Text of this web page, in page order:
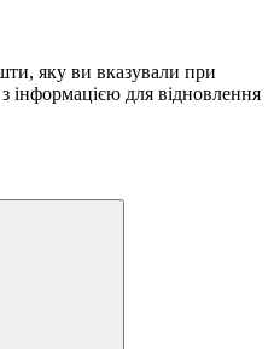
яку ви вказували при
інформацією для відновлення